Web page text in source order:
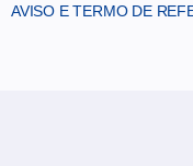
AVISO E TERMO DE